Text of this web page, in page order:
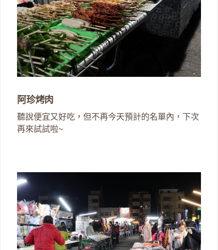
阿珍烤肉
聽說便宜又好吃，但不再今天預計的名單內，下次
再來試試啦~